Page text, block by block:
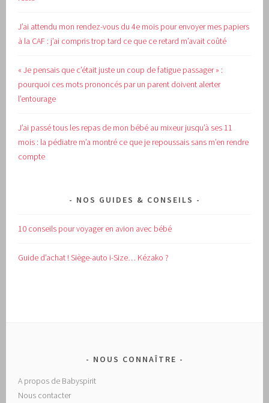
J’ai attendu mon rendez-vous du 4e mois pour envoyer mes papiers
à la CAF : j’ai compris trop tard ce que ce retard m’avait coûté
« Je pensais que c’était juste un coup de fatigue passager » :
pourquoi ces mots prononcés par un parent doivent alerter
l’entourage
J’ai passé tous les repas de mon bébé au mixeur jusqu’à ses 11
mois : la pédiatre m’a montré ce que je repoussais sans m’en rendre
compte
NOS GUIDES & CONSEILS
10 conseils pour voyager en avion avec bébé
Guide d’achat !Siège-auto i-Size… Kézako ?
NOUS CONNAÎTRE
A propos de Babyspirit
Nous contacter